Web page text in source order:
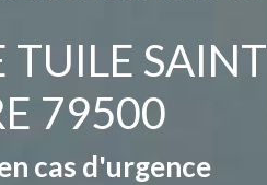
TUILE SAINT
79500
cas d'urgence